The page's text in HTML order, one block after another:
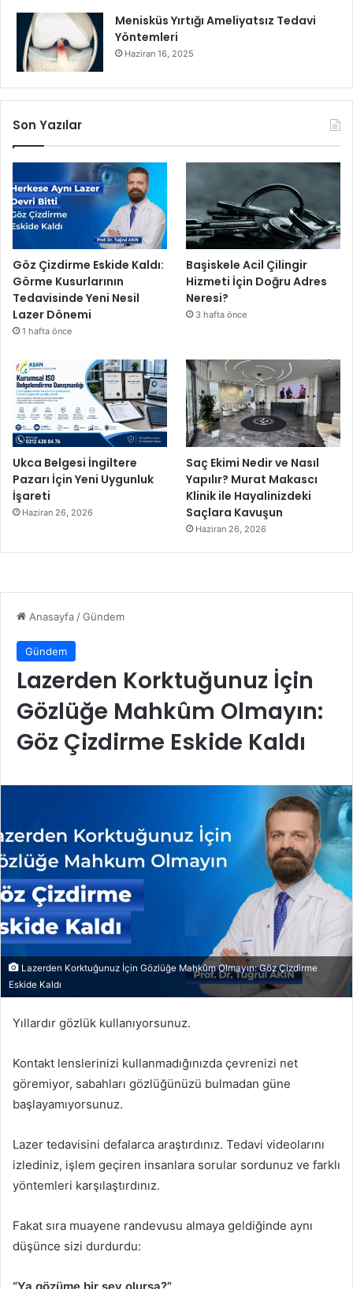
Menisküs Yırtığı Ameliyatsız Tedavi
Yöntemleri
Haziran 16, 2025
Son Yazılar
Göz Çizdirme Eskide Kaldı:
Görme Kusurlarının
Tedavisinde Yeni Nesil
Lazer Dönemi
1 hafta önce
Başiskele Acil Çilingir
Hizmeti İçin Doğru Adres
Neresi?
3 hafta önce
Ukca Belgesi İngiltere
Pazarı İçin Yeni Uygunluk
İşareti
Haziran 26, 2026
Saç Ekimi Nedir ve Nasıl
Yapılır? Murat Makascı
Klinik ile Hayalinizdeki
Saçlara Kavuşun
Haziran 26, 2026